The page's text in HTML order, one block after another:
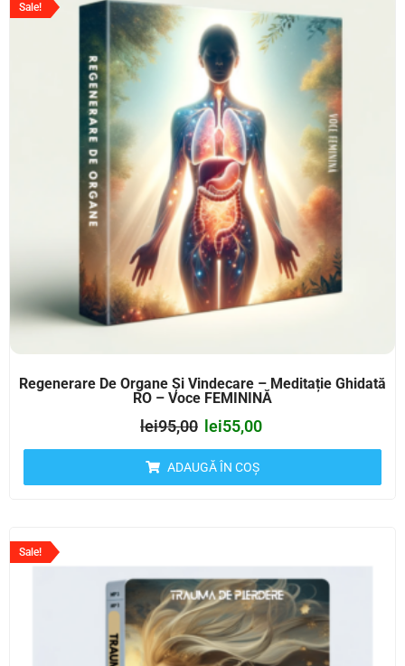
Sale!
Regenerare De Organe Și Vindecare – Meditație Ghidată
RO – Voce FEMININĂ
lei95,00 lei55,00
ADAUGĂ ÎN COȘ
Sale!